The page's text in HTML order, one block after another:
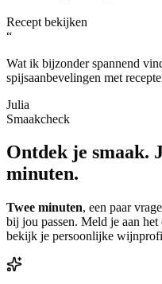
Recept bekijken
“
Wat ik bijzonder spannend
spijsaanbevelingen met
Julia
Smaakcheck
Ontdek je smaak.
minuten.
Twee minuten, een paar
bij jou passen. Meld je aan
bekijk je persoonlijke